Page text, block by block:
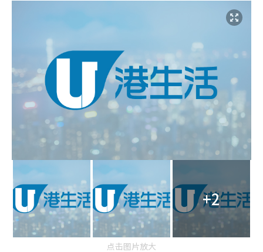
+2
点击图片放大